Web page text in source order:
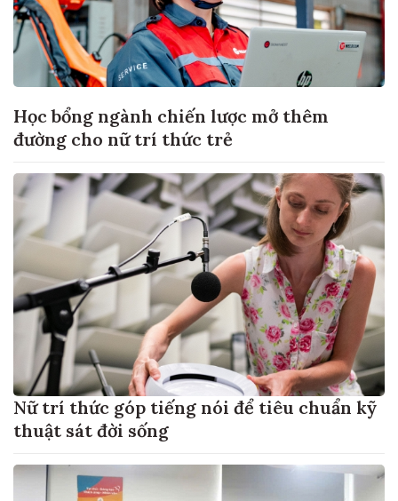
Học bổng ngành chiến lược mở thêm
đường cho nữ trí thức trẻ
Nữ trí thức góp tiếng nói để tiêu chuẩn kỹ
thuật sát đời sống